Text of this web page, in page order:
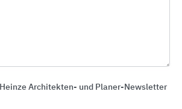
Architekten- und Planer-Newsletter